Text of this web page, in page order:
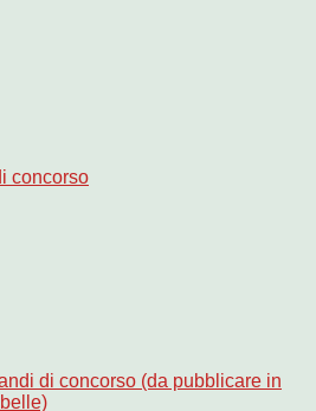
concorso
di concorso (da pubblicare in